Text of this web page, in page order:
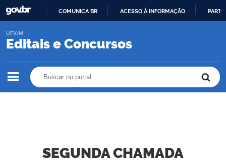
O
COMUNICA BR ACESSO À INFORMAÇÃO
Editais e Concursos
UFVJM
SEGUNDA CHAMADA